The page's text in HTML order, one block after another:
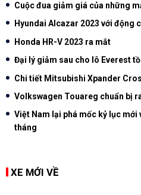
Cuộc đua giảm giá của những
Hyundai Alcazar 2023 với động
Honda HR-V 2023 ra mắt
Đại lý giảm sau cho lô Everest
Chi tiết Mitsubishi Xpander
Volkswagen Touareg chuẩn bị
Việt Nam lại phá mốc kỷ lục
tháng
XE MỚI VỀ